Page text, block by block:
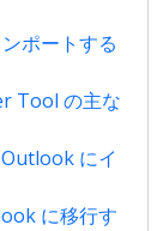
ポートする
Tool の主な
にイ
に移行す